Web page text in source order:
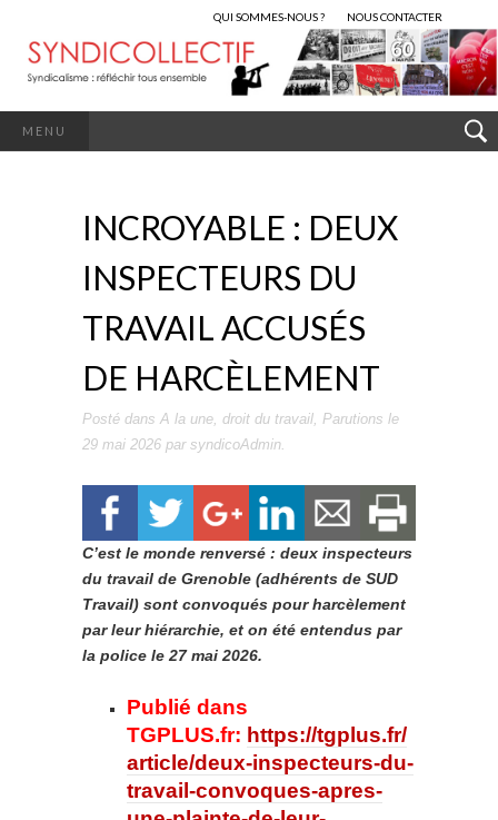
QUI SOMMES-NOUS ? NOUS CONTACTER
MENU
INCROYABLE : DEUX
INSPECTEURS DU
TRAVAIL ACCUSÉS
DE HARCÈLEMENT
Posté dans A la une, droit du travail, Parutions le
29 mai 2026 par syndicoAdmin.
C’est le monde renversé : deux inspecteurs
du travail de Grenoble (adhérents de SUD
Travail) sont convoqués pour harcèlement
par leur hiérarchie, et on été entendus par
la police le 27 mai 2026.
Publié dans
TGPLUS.fr: https://tgplus.fr/
article/deux-inspecteurs-du-
travail-convoques-apres-